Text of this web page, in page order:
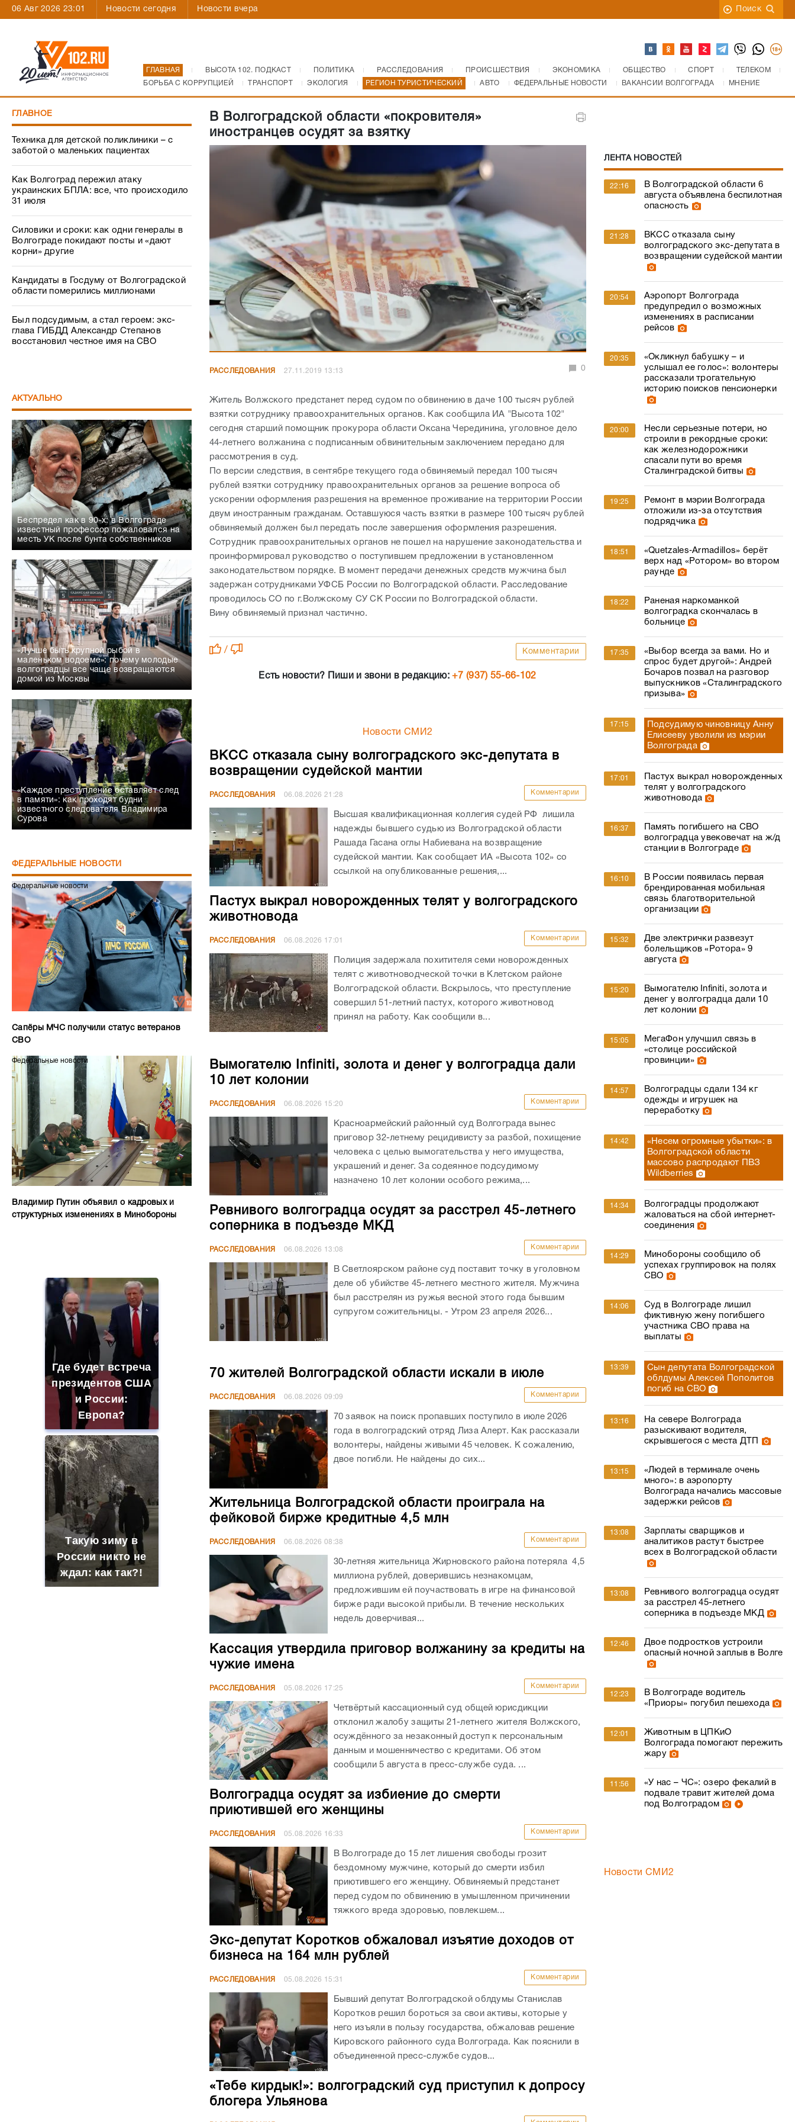
06 Авг 2026 23:01 Новости сегодня Новости вчера Поиск
ГЛАВНАЯ ВЫСОТА 102. ПОДКАСТ ПОЛИТИКА РАССЛЕДОВАНИЯ ПРОИСШЕСТВИЯ ЭКОНОМИКА ОБЩЕСТВО СПОРТ
ТЕЛЕКОМ
БОРЬБА С КОРРУПЦИЕЙ
ТРАНСПОРТ ЭКОЛОГИЯ РЕГИОН ТУРИСТИЧЕСКИЙ АВТО ФЕДЕРАЛЬНЫЕ НОВОСТИ ВАКАНСИИ ВОЛГОГРАДА МНЕНИЕ
ГЛАВНОЕ
Техника для детской поликлиники – с
заботой о маленьких пациентах
Как Волгоград пережил атаку
украинских БПЛА: все, что происходило
31 июля
Силовики и сроки: как одни генералы в
Волгограде покидают посты и «дают
корни» другие
Кандидаты в Госдуму от Волгоградской
области померились миллионами
Был подсудимым, а стал героем: экс-
глава ГИБДД Александр Степанов
восстановил честное имя на СВО
АКТУАЛЬНО
Беспредел как в 90-х: в Волгограде
известный профессор пожаловался на
месть УК после бунта собственников
«Лучше быть крупной рыбой в
маленьком водоеме»: почему молодые
волгоградцы все чаще возвращаются
домой из Москвы
«Каждое преступление оставляет след
в памяти»: как проходят будни
известного следователя Владимира
Сурова
ФЕДЕРАЛЬНЫЕ НОВОСТИ
Федеральные новости
Сапёры МЧС получили статус ветеранов
СВО
Федеральные новости
Владимир Путин объявил о кадровых и
структурных изменениях в Минобороны
Где будет встреча
президентов США
и России:
Европа?
Такую зиму в
России никто не
ждал: как так?!
В Волгоградской области «покровителя»
иностранцев осудят за взятку
РАССЛЕДОВАНИЯ 27.11.2019 13:13 0
Житель Волжского предстанет перед судом по обвинению в даче 100 тысяч рублей
взятки сотруднику правоохранительных органов. Как сообщила ИА "Высота 102"
сегодня старший помощник прокурора области Оксана Черединина, уголовное дело
44-летнего волжанина с подписанным обвинительным заключением передано для
рассмотрения в суд.
По версии следствия, в сентябре текущего года обвиняемый передал 100 тысяч
рублей взятки сотруднику правоохранительных органов за решение вопроса об
ускорении оформления разрешения на временное проживание на территории России
двум иностранным гражданам. Оставшуюся часть взятки в размере 100 тысяч рублей
обвиняемый должен был передать после завершения оформления разрешения.
Сотрудник правоохранительных органов не пошел на нарушение законодательства и
проинформировал руководство о поступившем предложении в установленном
законодательством порядке. В момент передачи денежных средств мужчина был
задержан сотрудниками УФСБ России по Волгоградской области. Расследование
проводилось СО по г.Волжскому СУ СК России по Волгоградской области.
Вину обвиняемый признал частично.
/ Комментарии
Есть новости? Пиши и звони в редакцию:+7 (937) 55-66-102
Новости СМИ2
ВКСС отказала сыну волгоградского экс-депутата в
возвращении судейской мантии
РАССЛЕДОВАНИЯ 06.08.202621:28 Комментарии
Высшая квалификационная коллегия судей РФ лишила
надежды бывшего судью из Волгоградской области
Рашада Гасана оглы Набиевана на возвращение
судейской мантии. Как сообщает ИА «Высота 102» со
ссылкой на опубликованные решения,...
Пастух выкрал новорожденных телят у волгоградского
животновода
РАССЛЕДОВАНИЯ 06.08.2026 17:01 Комментарии
Полиция задержала похитителя семи новорожденных
телят с животноводческой точки в Клетском районе
Волгоградской области. Вскрылось, что преступление
совершил 51-летний пастух, которого животновод
принял на работу. Как сообщили в...
Вымогателю Infiniti, золота и денег у волгоградца дали
10 лет колонии
РАССЛЕДОВАНИЯ 06.08.2026 15:20 Комментарии
Красноармейский районный суд Волгограда вынес
приговор 32-летнему рецидивисту за разбой, похищение
человека с целью вымогательства у него имущества,
украшений и денег. За содеянное подсудимому
назначено 10 лет колонии особого режима,...
Ревнивого волгоградца осудят за расстрел 45-летнего
соперника в подъезде МКД
РАССЛЕДОВАНИЯ 06.08.2026 13:08 Комментарии
В Светлоярском районе суд поставит точку в уголовном
деле об убийстве 45-летнего местного жителя. Мужчина
был расстрелян из ружья весной этого года бывшим
супругом сожительницы. - Утром 23 апреля 2026...
70 жителей Волгоградской области искали в июле
РАССЛЕДОВАНИЯ 06.08.202609:09 Комментарии
70 заявок на поиск пропавших поступило в июле 2026
года в волгоградский отряд Лиза Алерт. Как рассказали
волонтеры, найдены живыми 45 человек. К сожалению,
двое погибли. Не найдены до сих...
Жительница Волгоградской области проиграла на
фейковой бирже кредитные 4,5 млн
РАССЛЕДОВАНИЯ 06.08.202608:38 Комментарии
30-летняя жительница Жирновского района потеряла 4,5
миллиона рублей, доверившись незнакомцам,
предложившим ей поучаствовать в игре на финансовой
бирже ради высокой прибыли. В течение нескольких
недель доверчивая...
Кассация утвердила приговор волжанину за кредиты на
чужие имена
РАССЛЕДОВАНИЯ 05.08.2026 17:25 Комментарии
Четвёртый кассационный суд общей юрисдикции
отклонил жалобу защиты 21-летнего жителя Волжского,
осуждённого за незаконный доступ к персональным
данным и мошенничество с кредитами. Об этом
сообщили 5 августа в пресс-службе суда. ...
Волгоградца осудят за избиение до смерти
приютившей его женщины
РАССЛЕДОВАНИЯ 05.08.2026 16:33 Комментарии
В Волгограде до 15 лет лишения свободы грозит
бездомному мужчине, который до смерти избил
приютившего его женщину. Обвиняемый предстанет
перед судом по обвинению в умышленном причинении
тяжкого вреда здоровью, повлекшем...
Экс-депутат Коротков обжаловал изъятие доходов от
бизнеса на 164 млн рублей
РАССЛЕДОВАНИЯ 05.08.2026 15:31 Комментарии
Бывший депутат Волгоградской облдумы Станислав
Коротков решил бороться за свои активы, которые у
него изъяли в пользу государства, обжаловав решение
Кировского районного суда Волгограда. Как пояснили в
объединенной пресс-службе судов...
«Тебе кирдык!»: волгоградский суд приступил к допросу
блогера Ульянова
ЛЕНТА НОВОСТЕЙ
22:16
В Волгоградской области 6
августа объявлена беспилотная
опасность
21:28
ВКСС отказала сыну
волгоградского экс-депутата в
возвращении судейской мантии
20:54
Аэропорт Волгограда
предупредил о возможных
изменениях в расписании
рейсов
20:35
«Окликнул бабушку – и
услышал ее голос»: волонтеры
рассказали трогательную
историю поисков пенсионерки
20:00
Несли серьезные потери, но
строили в рекордные сроки:
как железнодорожники
спасали пути во время
Сталинградской битвы
19:25
Ремонт в мэрии Волгограда
отложили из-за отсутствия
подрядчика
18:51
«Quetzales‑Armadillos» берёт
верх над «Ротором» во втором
раунде
18:22
Раненая наркоманкой
волгоградка скончалась в
больнице
17:35
«Выбор всегда за вами. Но и
спрос будет другой»: Андрей
Бочаров позвал на разговор
выпускников «Сталинградского
призыва»
17:15
Подсудимую чиновницу Анну
Елисееву уволили из мэрии
Волгограда
17:01
Пастух выкрал новорожденных
телят у волгоградского
животновода
16:37
Память погибшего на СВО
волгоградца увековечат на ж/д
станции в Волгограде
16:10
В России появилась первая
брендированная мобильная
связь благотворительной
организации
15:32
Две электрички развезут
болельщиков «Ротора» 9
августа
15:20
Вымогателю Infiniti, золота и
денег у волгоградца дали 10
лет колонии
15:05
МегаФон улучшил связь в
«столице российской
провинции»
14:57
Волгоградцы сдали 134 кг
одежды и игрушек на
переработку
14:42
«Несем огромные убытки»: в
Волгоградской области
массово распродают ПВЗ
Wildberries
14:34
Волгоградцы продолжают
жаловаться на сбой интернет-
соединения
14:29
Минобороны сообщило об
успехах группировок на полях
СВО
14:06
Суд в Волгограде лишил
фиктивную жену погибшего
участника СВО права на
выплаты
13:39
Сын депутата Волгоградской
облдумы Алексей Пополитов
погиб на СВО
13:16
На севере Волгограда
разыскивают водителя,
скрывшегося с места ДТП
13:15
«Людей в терминале очень
много»: в аэропорту
Волгограда начались массовые
задержки рейсов
13:08
Зарплаты сварщиков и
аналитиков растут быстрее
всех в Волгоградской области
13:08
Ревнивого волгоградца осудят
за расстрел 45-летнего
соперника в подъезде МКД
12:46
Двое подростков устроили
опасный ночной заплыв в Волге
12:23
В Волгограде водитель
«Приоры» погубил пешехода
12:01
Животным в ЦПКиО
Волгограда помогают пережить
жару
11:56
«У нас – ЧС»: озеро фекалий в
подвале травит жителей дома
под Волгоградом
Новости СМИ2